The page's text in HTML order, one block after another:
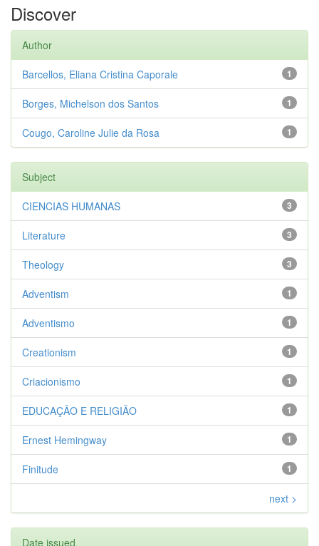
Discover
Author
1
Barcellos, Eliana Cristina Caporale
1
Borges, Michelson dos Santos
1
Cougo, Caroline Julie da Rosa
Subject
3
CIENCIAS HUMANAS
3
Literature
3
Theology
1
Adventism
1
Adventismo
1
Creationism
1
Criacionismo
1
EDUCAÇÃO E RELIGIÃO
1
Ernest Hemingway
1
Finitude
next >
Date issued